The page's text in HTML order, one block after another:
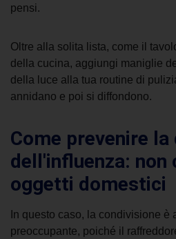
pensi.
Oltre alla solita lista, come il
della cucina, aggiungi maniglie
della luce alla tua routine di
annidano e poi si diffondono.
Come prevenire
dell'influenza: non
oggetti domestici
In questo caso, la condivisione è
preoccupante, poiché il